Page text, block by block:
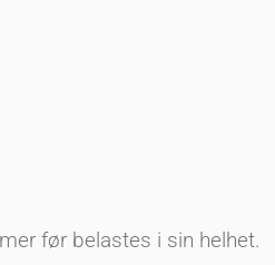
før belastes i sin helhet.